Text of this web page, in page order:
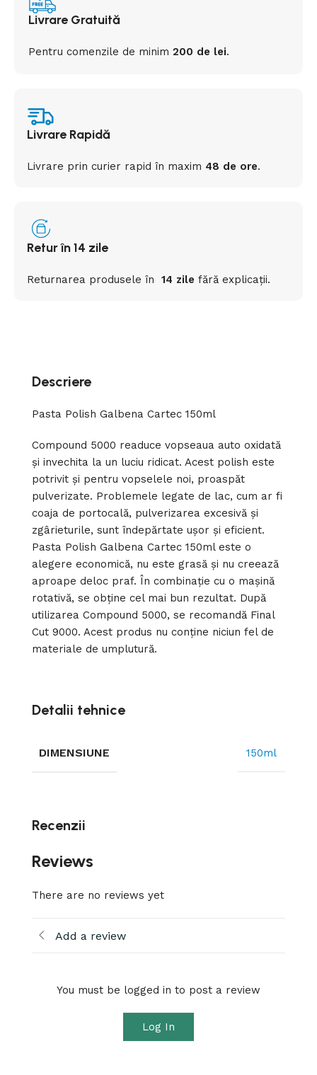
Livrare Gratuită
Pentru comenzile de minim200 de lei.
Livrare Rapidă
Livrare prin curier rapidîn maxim 48 de ore.
Retur în 14 zile
Returnarea produseleîn 14 zile fără explicații.
Descriere
Pasta Polish Galbena Cartec 150ml
Compound 5000 readuce vopseaua auto oxidată
și invechita la un luciu ridicat. Acest polish este
potrivit și pentru vopselele noi, proaspăt
pulverizate. Problemele legate de lac, cum ar fi
coaja de portocală, pulverizarea excesivă și
zgârieturile, sunt îndepărtate ușor și eficient.
Pasta Polish Galbena Cartec 150ml este o
alegere economică, nu este grasă și nu creează
aproape deloc praf. În combinație cu o mașină
rotativă, se obține cel mai bun rezultat. După
utilizarea Compound 5000, se recomandă Final
Cut 9000. Acest produs nu conține niciun fel de
materiale de umplutură.
Detalii tehnice
DIMENSIUNE 150ml
Recenzii
Reviews
There are no reviews yet
Add a review
You must be logged in to post a review
Log In